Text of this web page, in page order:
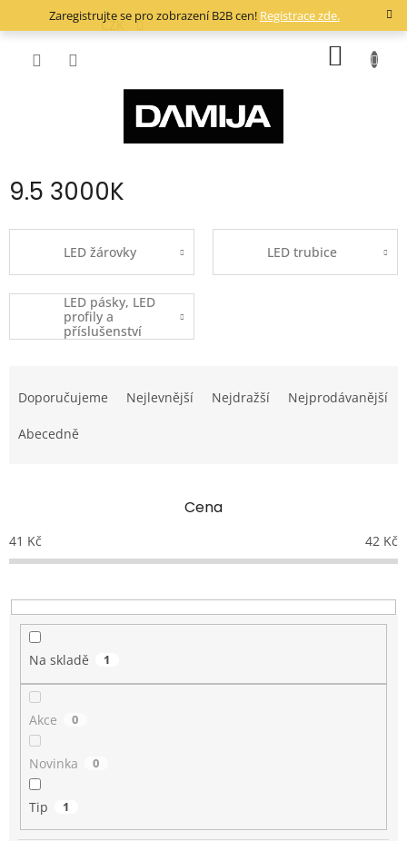
Zaregistrujte se pro zobrazení B2B cen! Registrace zde.
CZK
9.5 3000K
LED žárovky LED trubice
LED pásky, LED
profily a
příslušenství
a
e
o
d
k
t
Doporučujeme Nejlevnější Nejdražší Nejprodávanější
Abecedně
Cena
41 Kč 42 Kč
Na skladě 1
Akce 0
Novinka 0
Tip 1